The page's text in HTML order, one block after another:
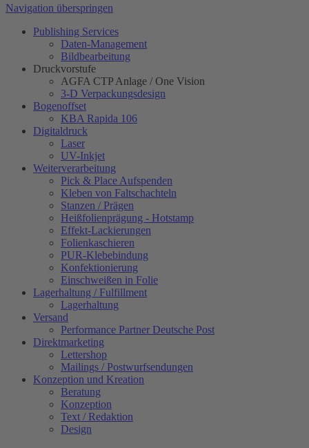
Navigation überspringen
Publishing Services
Daten-Management
Bildbearbeitung
Druckvorstufe
AGFA CTP Anlage / One Vision
3-D Verpackungsdesign
Bogenoffset
KBA Rapida 106
Digitaldruck
Laser
UV-Inkjet
Weiterverarbeitung
Pick & Place Aufspenden
Kleben von Faltschachteln
Stanzen / Prägen
Heißfolienprägung - Hotstamp
Effekt-Lackierungen
Folienkaschieren
PUR-Klebebindung
Konfektionierung
Einschweißen in Folie
Lagerhaltung / Fulfillment
Lagerhaltung
Versand
Performance Partner Deutsche Post
Direktmarketing
Lettershop
Mailings / Postwurfsendungen
Konzeption und Kreation
Beratung
Konzeption
Text / Redaktion
Design